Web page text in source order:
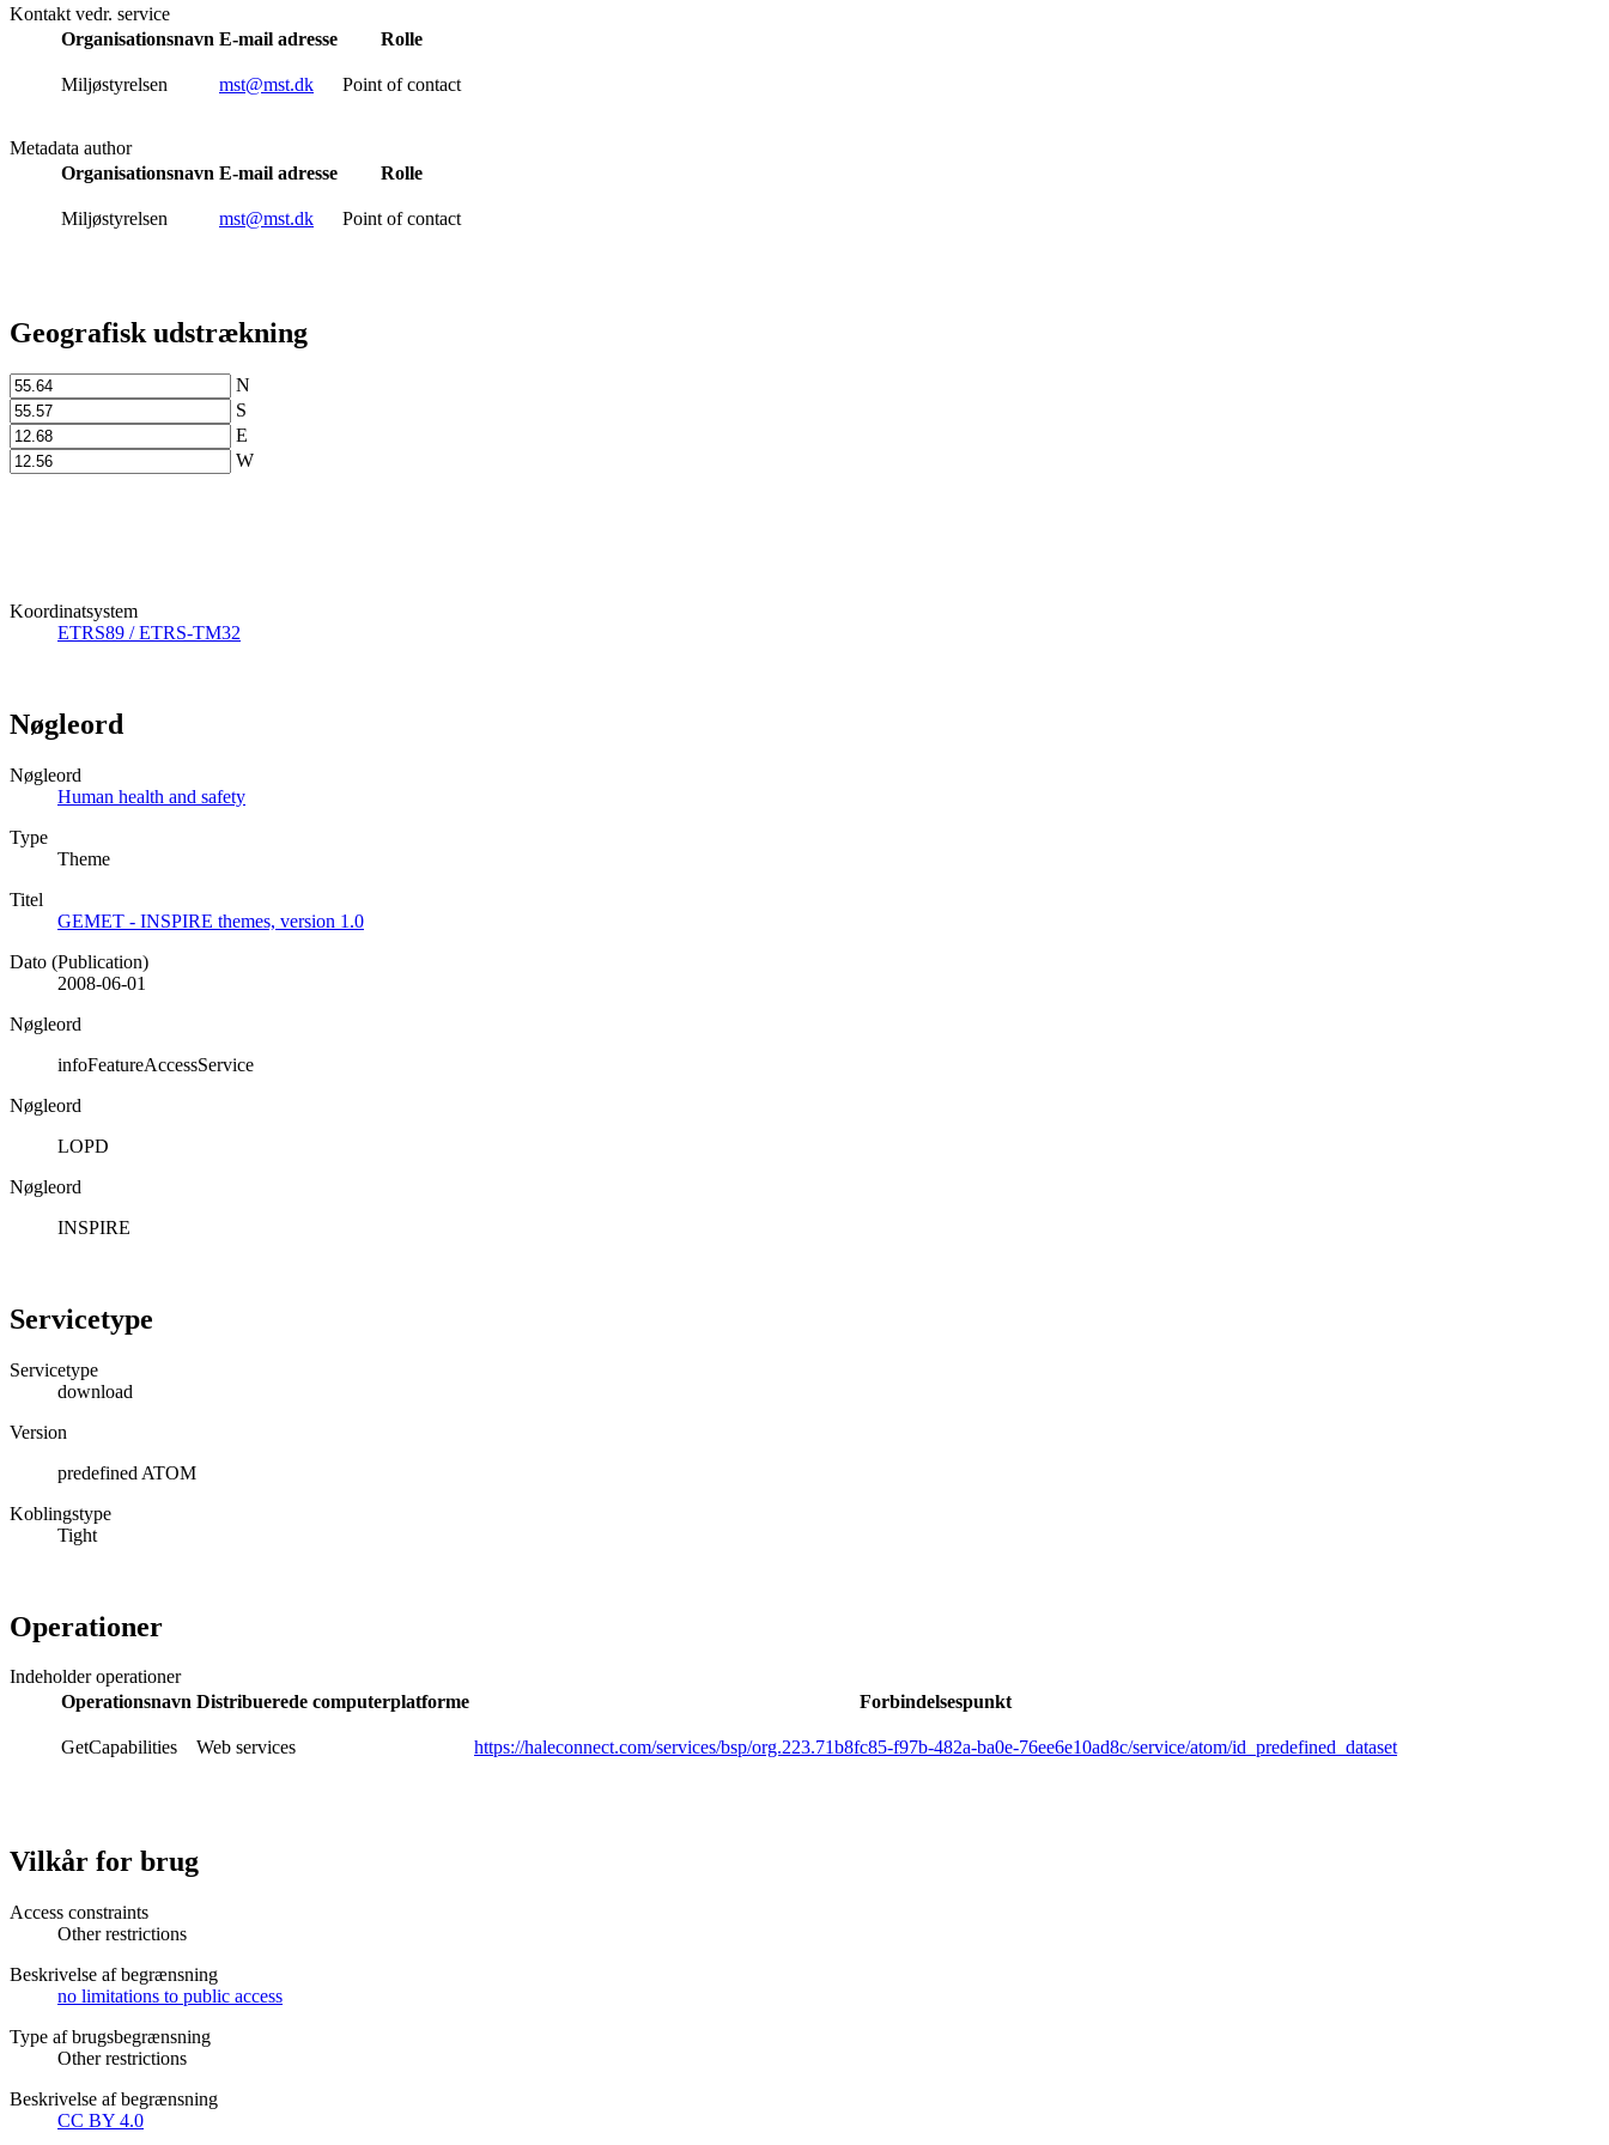
Kontakt vedr. service
Organisationsnavn E-mail adresse Rolle
Miljøstyrelsen mst@mst.dk Point of contact
Metadata author
Organisationsnavn E-mail adresse Rolle
Miljøstyrelsen mst@mst.dk Point of contact
Geografisk udstrækning
N
S
E
W
Koordinatsystem
ETRS89 / ETRS-TM32
Nøgleord
Nøgleord
Human health and safety
Type
Theme
Titel
GEMET - INSPIRE themes, version 1.0
Dato (Publication)
2008-06-01
Nøgleord
infoFeatureAccessService
Nøgleord
LOPD
Nøgleord
INSPIRE
Servicetype
Servicetype
download
Version
predefined ATOM
Koblingstype
Tight
Operationer
Indeholder operationer
Operationsnavn Distribuerede computerplatforme Forbindelsespunkt
GetCapabilities Web services https://haleconnect.com/services/bsp/org.223.71b8fc85-f97b-482a-ba0e-76ee6e10ad8c/service/atom/id_predefined_dataset
Vilkår for brug
Access constraints
Other restrictions
Beskrivelse af begrænsning
no limitations to public access
Type af brugsbegrænsning
Other restrictions
Beskrivelse af begrænsning
CC BY 4.0